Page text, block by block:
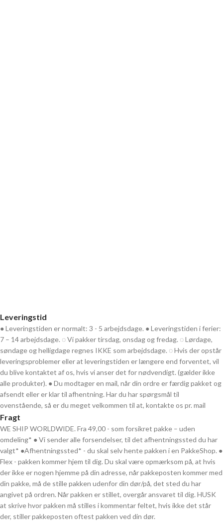
Leveringstid
● Leveringstiden er normalt: 3 - 5 arbejdsdage. ● Leveringstiden i ferier:
7 – 14 arbejdsdage. ◌ Vi pakker tirsdag, onsdag og fredag. ◌ Lørdage,
søndage og helligdage regnes IKKE som arbejdsdage. ◌ Hvis der opstår
leveringsproblemer eller at leveringstiden er længere end forventet, vil
du blive kontaktet af os, hvis vi anser det for nødvendigt. (gælder ikke
alle produkter). ● Du modtager en mail, når din ordre er færdig pakket og
afsendt eller er klar til afhentning. Har du har spørgsmål til
ovenstående, så er du meget velkommen til at, kontakte os pr. mail
Fragt
WE SHIP WORLDWIDE. Fra 49,00 - som forsikret pakke – uden
omdeling* ● Vi sender alle forsendelser, til det afhentningssted du har
valgt* ●Afhentningssted* - du skal selv hente pakken i en PakkeShop. ●
Flex - pakken kommer hjem til dig. Du skal være opmærksom på, at hvis
der ikke er nogen hjemme på din adresse, når pakkeposten kommer med
din pakke, må de stille pakken udenfor din dør/på, det sted du har
angivet på ordren. Når pakken er stillet, overgår ansvaret til dig. HUSK
at skrive hvor pakken må stilles i kommentar feltet, hvis ikke det står
der, stiller pakkeposten oftest pakken ved din dør.